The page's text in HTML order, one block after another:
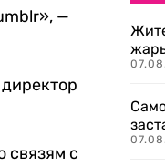
—
связям с